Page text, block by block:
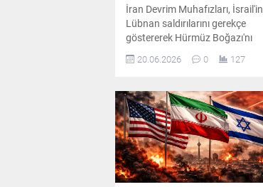
İran Devrim Muhafızları, İsrail'in
Lübnan saldırılarını gerekçe
göstererek Hürmüz Boğazı'nı
gemi trafiğine kapattığını
duyururken; ABD Başkan
yalanlayarak müzakereler için
pazar gününü işaret etti.
20.06.2026 0 127